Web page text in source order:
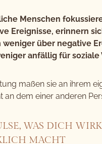
Menschen
Ereignisse, erinnern
weniger über negative
anfällig für soziale
maßen sie an ihrem
an dem einer anderen
WAS DICH
MACHT